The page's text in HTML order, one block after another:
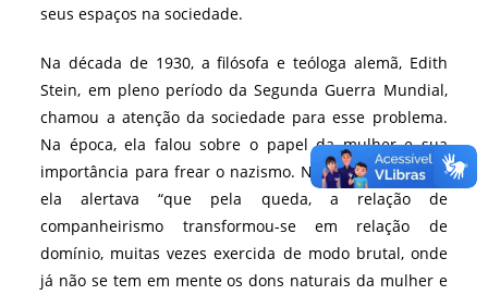
seus espaços na sociedade.
Na década de 1930, a filósofa e teóloga alemã, Edith
Stein, em pleno período da Segunda Guerra Mundial,
chamou a atenção da sociedade para esse problema.
Na época, ela falou sobre o papel da mulher e sua
importância para frear o nazismo. No livro “A Mulher”,
ela alertava “que pela queda, a relação de
companheirismo transformou-se em relação de
domínio, muitas vezes exercida de modo brutal, onde
já não se tem em mente os dons naturais da mulher e